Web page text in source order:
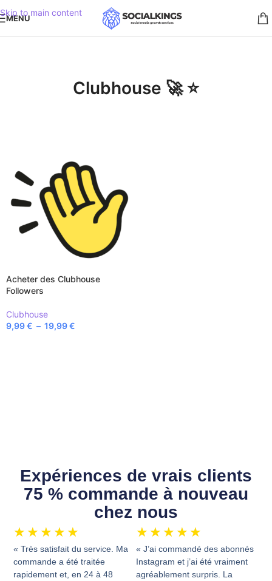
Skip to main content
MENU
Clubhouse 🚀 ⭐️
Acheter des Clubhouse
Followers
Clubhouse
9,99€ – 19,99€
Expériences de vrais clients
75 % commande à nouveau
chez nous
★ ★ ★ ★ ★
« Très satisfait du service. Ma
commande a été traitée
rapidement et, en 24 à 48
★ ★ ★ ★ ★
« J’ai commandé des abonnés
Instagram et j’ai été vraiment
agréablement surpris. La